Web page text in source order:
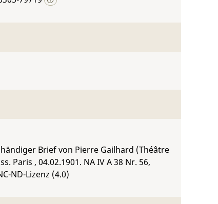
Brief von Pierre Gailhard (Théâtre
Paris , 04.02.1901. NA IV A 38 Nr. 56,
ND-Lizenz (4.0)